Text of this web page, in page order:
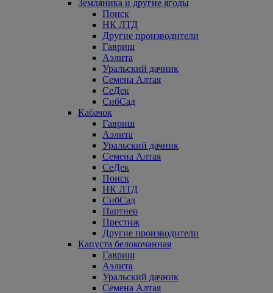
Земляника и другие ягоды
Поиск
НК ЛТД
Другие производители
Гавриш
Аэлита
Уральский дачник
Семена Алтая
СеДек
СибСад
Кабачок
Гавриш
Аэлита
Уральский дачник
Семена Алтая
СеДек
Поиск
НК ЛТД
СибСад
Партнер
Престиж
Другие производители
Капуста белокочанная
Гавриш
Аэлита
Уральский дачник
Семена Алтая